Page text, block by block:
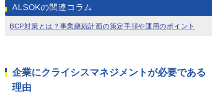
ALSOKの関連コラム
BCP対策とは？事業継続計画の策定手順や運用のポイント
企業にクライシスマネジメントが必要である
理由